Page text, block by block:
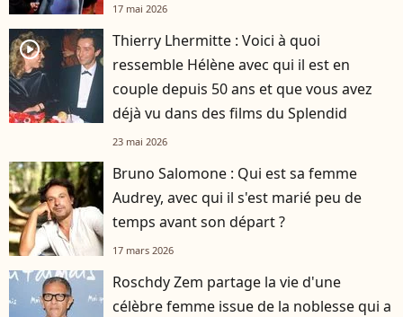
17 mai 2026
player2
Thierry Lhermitte : Voici à quoi
ressemble Hélène avec qui il est en
couple depuis 50 ans et que vous avez
déjà vu dans des films du Splendid
23 mai 2026
Bruno Salomone : Qui est sa femme
Audrey, avec qui il s'est marié peu de
temps avant son départ ?
17 mars 2026
Roschdy Zem partage la vie d'une
célèbre femme issue de la noblesse qui a